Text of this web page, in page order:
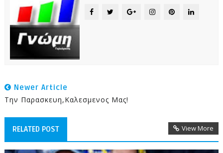
Newer Article
Την Παρασκευη,καλεσμενος Μας!
RELATED POST View More